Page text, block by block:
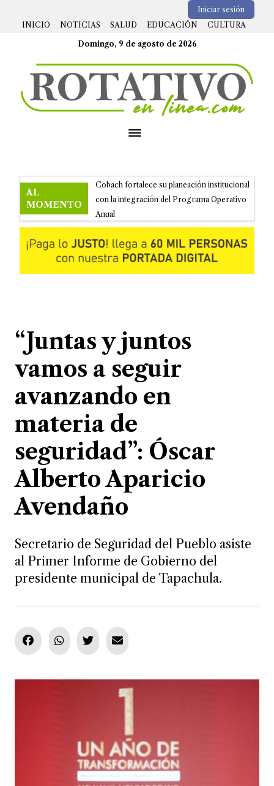
Iniciar sesión
INICIO
NOTICIAS SALUD EDUCACIÓN CULTURA
Domingo, 9 de agosto de 2026
AL
MOMENTO
Cobach fortalece su planeación institucional
con la integración del Programa Operativo
Anual
“Juntas y juntos
vamos a seguir
avanzando en
materia de
seguridad”: Óscar
Alberto Aparicio
Avendaño
Secretario de Seguridad del Pueblo asiste
al Primer Informe de Gobierno del
presidente municipal de Tapachula.